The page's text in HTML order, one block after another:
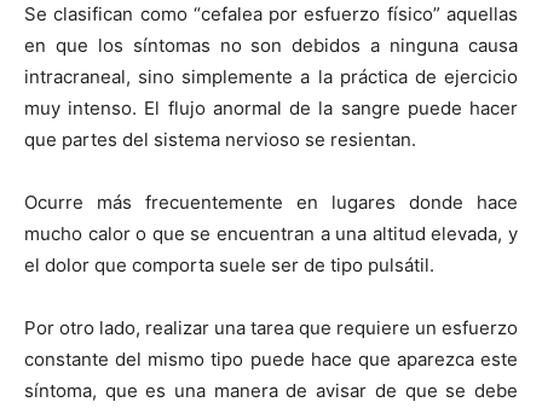
Se clasifican como “cefalea por esfuerzo físico” aquellas
en que los síntomas no son debidos a ninguna causa
intracraneal, sino simplemente a la práctica de ejercicio
muy intenso. El flujo anormal de la sangre puede hacer
que partes del sistema nervioso se resientan.
Ocurre más frecuentemente en lugares donde hace
mucho calor o que se encuentran a una altitud elevada, y
el dolor que comporta suele ser de tipo pulsátil.
Por otro lado, realizar una tarea que requiere un esfuerzo
constante del mismo tipo puede hace que aparezca este
síntoma, que es una manera de avisar de que se debe